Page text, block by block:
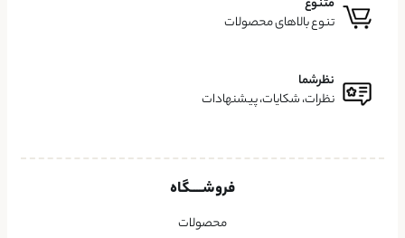
تنوع بالاهای محصولات
نظرشما
نظرات، شکایات، پیشنهادات
فروشــــگاه
محصولات